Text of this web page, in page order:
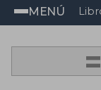
MENÚ
=